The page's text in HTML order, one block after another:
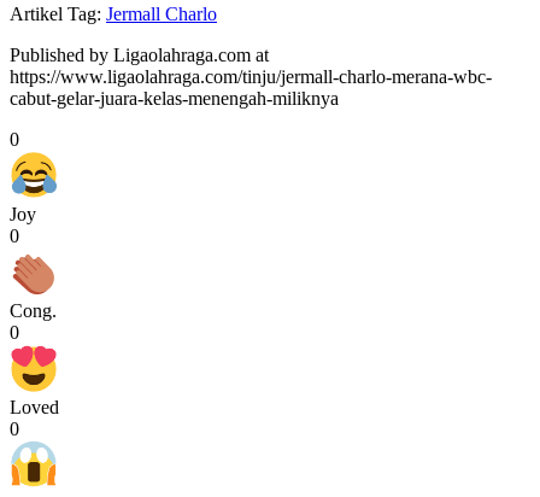
Artikel Tag: Jermall Charlo
Published by Ligaolahraga.com at
https://www.ligaolahraga.com/tinju/jermall-charlo-merana-wbc-
cabut-gelar-juara-kelas-menengah-miliknya
0
Joy
0
Cong.
0
Loved
0